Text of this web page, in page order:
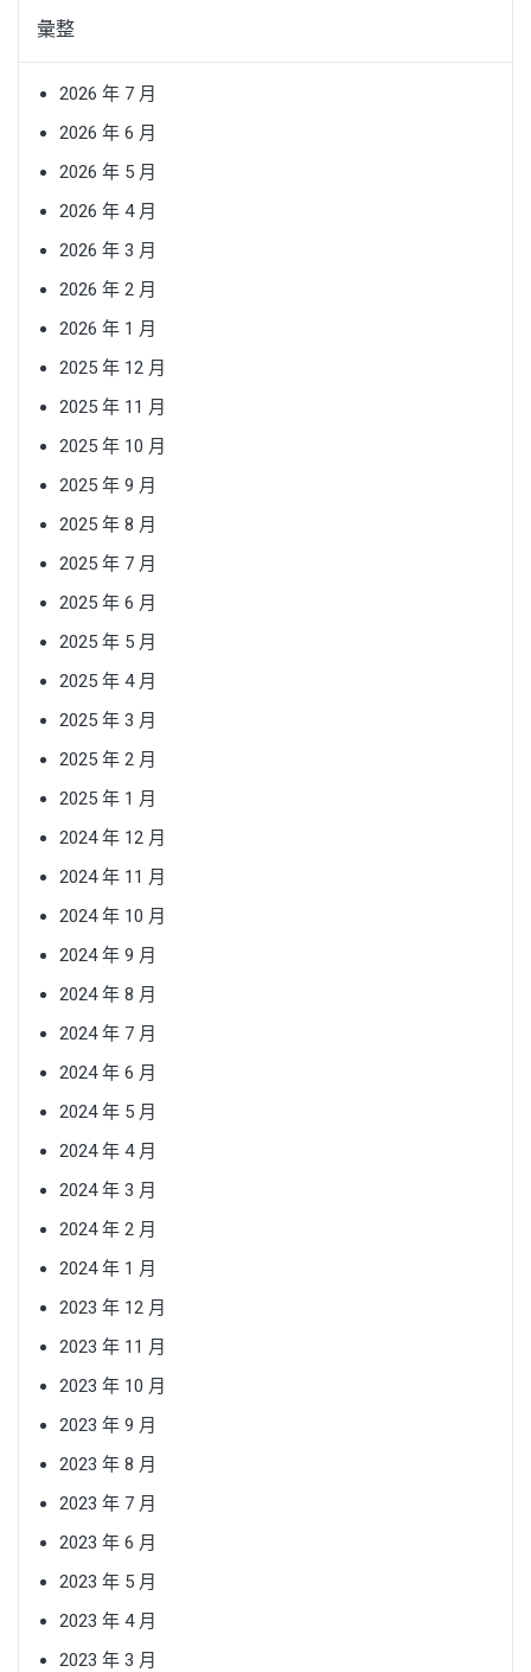
彙整
2026 年 7 月
2026 年 6 月
2026 年 5 月
2026 年 4 月
2026 年 3 月
2026 年 2 月
2026 年 1 月
2025 年 12 月
2025 年 11 月
2025 年 10 月
2025 年 9 月
2025 年 8 月
2025 年 7 月
2025 年 6 月
2025 年 5 月
2025 年 4 月
2025 年 3 月
2025 年 2 月
2025 年 1 月
2024 年 12 月
2024 年 11 月
2024 年 10 月
2024 年 9 月
2024 年 8 月
2024 年 7 月
2024 年 6 月
2024 年 5 月
2024 年 4 月
2024 年 3 月
2024 年 2 月
2024 年 1 月
2023 年 12 月
2023 年 11 月
2023 年 10 月
2023 年 9 月
2023 年 8 月
2023 年 7 月
2023 年 6 月
2023 年 5 月
2023 年 4 月
2023 年 3 月